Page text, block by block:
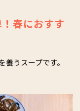
春におすす
うスープです。